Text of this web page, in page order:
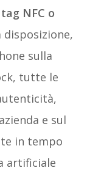
NFC o
disposizione,
sulla
tutte le
e sul
in tempo
artificiale